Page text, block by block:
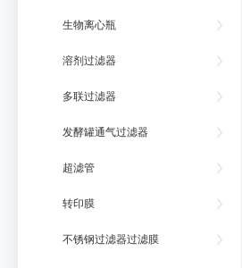
生物离心瓶
溶剂过滤器
多联过滤器
发酵罐通气过滤器
超滤管
转印膜
不锈钢过滤器过滤膜